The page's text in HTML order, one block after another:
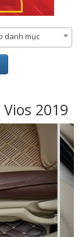
danh mục
2019